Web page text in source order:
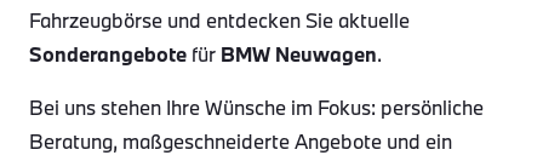
Fahrzeugbörse und entdecken Sie aktuelle
Sonderangebote für BMW Neuwagen.
Bei uns stehen Ihre Wünsche im Fokus: persönliche
Beratung, maßgeschneiderte Angebote und ein